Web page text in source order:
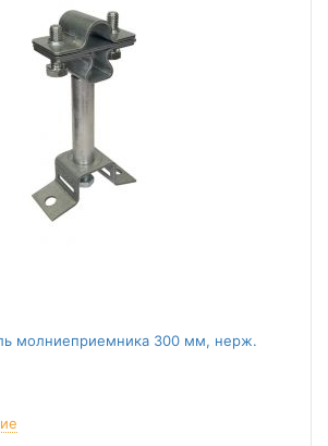
молниеприемника 300 мм, нерж.